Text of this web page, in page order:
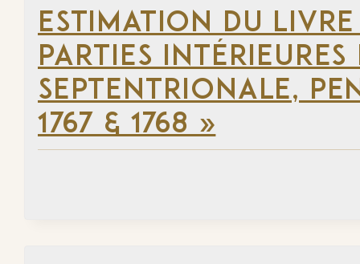
ESTIMATION DU
PARTIES
SEPTENTRIONALE,
1767 & 1768 »